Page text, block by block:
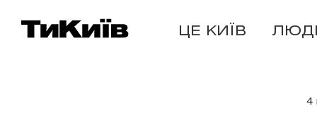
ЦЕ КИЇВ
4